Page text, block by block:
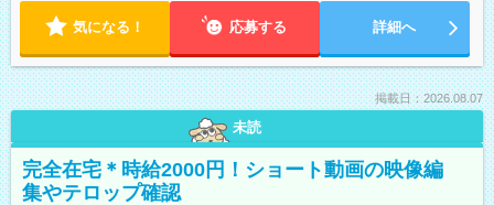
気になる！ 応募する 詳細へ
掲載日：2026.08.07
未読
完全在宅＊時給2000円！ショート動画の映像編
集やテロップ確認